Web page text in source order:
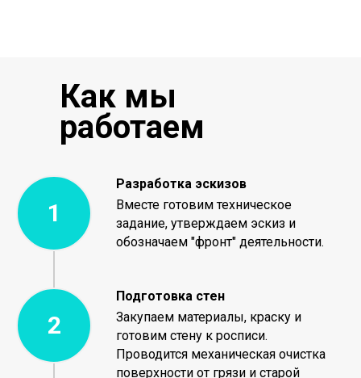
Как мы
работаем
Разработка эскизов
Вместе готовим техническое
задание, утверждаем эскиз и
обозначаем "фронт" деятельности.
Подготовка стен
Закупаем материалы, краску и
готовим стену к росписи.
Проводится механическая очистка
поверхности от грязи и старой